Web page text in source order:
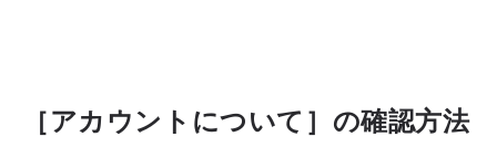
［アカウントについて］の確認方法